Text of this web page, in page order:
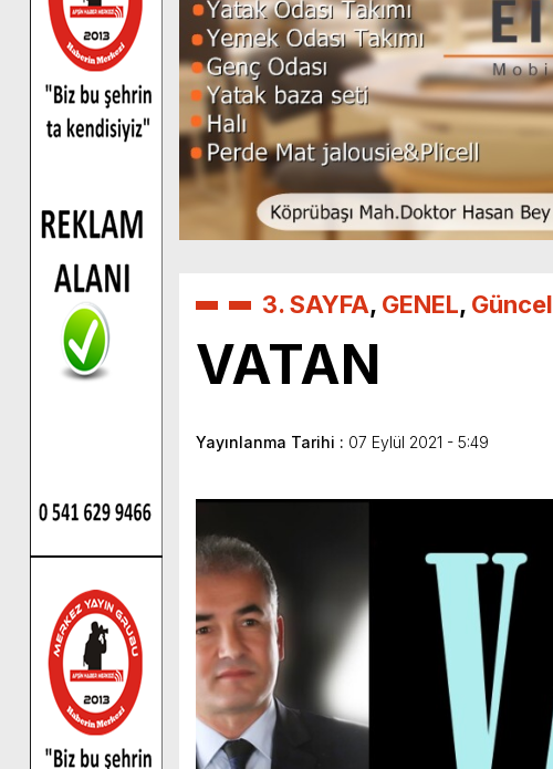
3. SAYFA, GENEL, Güncel
VATAN
Yayınlanma Tarihi : 07 Eylül 2021 - 5:49